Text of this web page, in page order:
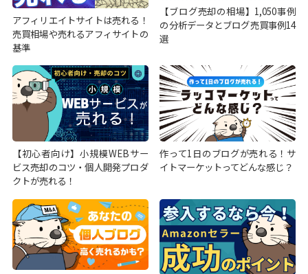
アフィリエイトサイトは売れる！
売買相場や売れるアフィサイトの
基準
【ブログ売却の相場】1,050事例
の分析データとブログ売買事例14
選
【初心者向け】小規模WEBサー
ビス売却のコツ・個人開発プロダ
クトが売れる！
作って1日のブログが売れる！サ
イトマーケットってどんな感じ？